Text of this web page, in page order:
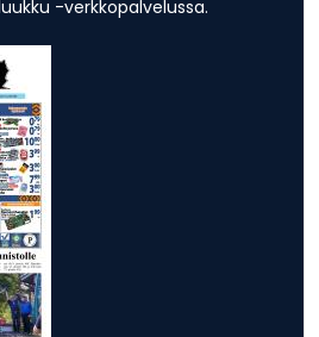
-verkkopalvelussa.